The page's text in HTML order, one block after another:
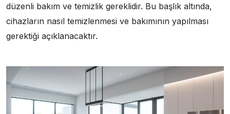
düzenli bakım ve temizlik gereklidir. Bu başlık altında,
cihazların nasıl temizlenmesi ve bakımının yapılması
gerektiği açıklanacaktır.